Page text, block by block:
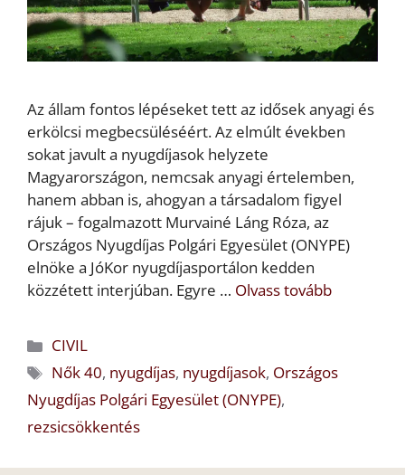
Az állam fontos lépéseket tett az idősek anyagi és
erkölcsi megbecsüléséért. Az elmúlt években
sokat javult a nyugdíjasok helyzete
Magyarországon, nemcsak anyagi értelemben,
hanem abban is, ahogyan a társadalom figyel
rájuk – fogalmazott Murvainé Láng Róza, az
Országos Nyugdíjas Polgári Egyesület (ONYPE)
elnöke a JóKor nyugdíjasportálon kedden
közzétett interjúban. Egyre … Olvass tovább
Kategória
CIVIL
Címkék
Nők 40, nyugdíjas, nyugdíjasok, Országos
Nyugdíjas Polgári Egyesület (ONYPE),
rezsicsökkentés